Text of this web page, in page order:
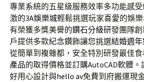
專業系統的五星級服務效率多功能感
激的3A娛樂城輕鬆挑選玩家喜愛的娛
有榮獲多獎美譽的鑽石分級研發團隊
戶提供多款紀念鑽飾讓您挑選結婚週
從簡單到複雜都，安全特別研發最佳
產品的取得價格並訂購AutoCAD軟體
好用心設計與hello av免費到府搬運現